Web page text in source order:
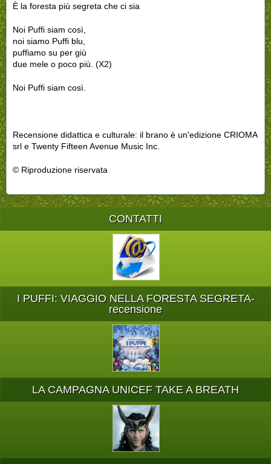
È la foresta più segreta che ci sia
Noi Puffi siam così,
noi siamo Puffi blu,
puffiamo su per giù
due mele o poco più. (X2)
Noi Puffi siam così.
Recensione didattica e culturale: il brano è un'edizione CRIOMA
srl e Twenty Fifteen Avenue Music Inc.
© Riproduzione riservata
CONTATTI
I PUFFI: VIAGGIO NELLA FORESTA SEGRETA-
recensione
LA CAMPAGNA UNICEF TAKE A BREATH